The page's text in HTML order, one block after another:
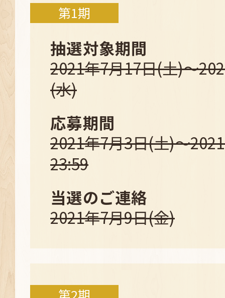
第1期
抽選対象期間
2021年7月17日(土)～
(水)
応募期間
2021年7月3日(土)～
23:59
当選のご連絡
2021年7月9日(金)